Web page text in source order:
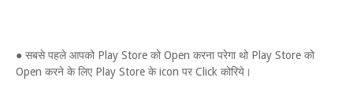
● सबसे पहले आपको Play Store को Open करना परेगा थो Play Store को
Open करने के लिए Play Store के icon पर Click कोरिये।